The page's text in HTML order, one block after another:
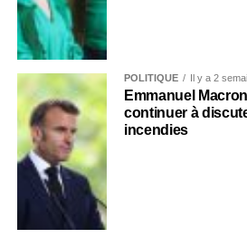
POLITIQUE Il y a 2
Emmanuel
continuer à
incendies